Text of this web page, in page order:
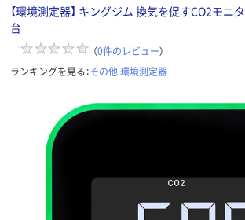
【環境測定器】 キングジム 換気を促すCO2モニ
台
（0件のレビュー）
ランキングを見る：その他 環境測定器